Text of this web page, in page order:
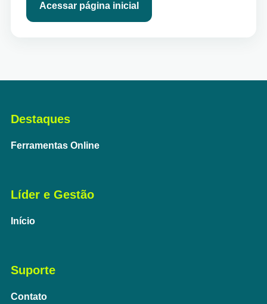
Acessar página inicial
Destaques
Ferramentas Online
Líder e Gestão
Início
Suporte
Contato